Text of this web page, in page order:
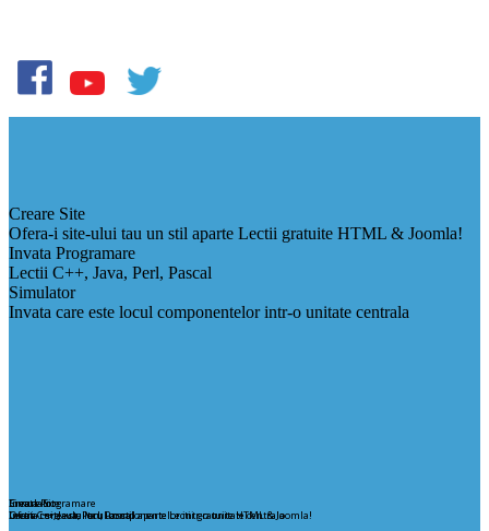
Creare Site
Ofera-i site-ului tau un stil aparte Lectii gratuite HTML & Joomla!
Invata Programare
Lectii C++, Java, Perl, Pascal
Simulator
Invata care este locul componentelor intr-o unitate centrala
Creare Site
Ofera-i site-ului tau un stil aparte Lectii gratuite HTML & Joomla!
Invata Programare
Lectii C++, Java, Perl, Pascal
Simulator
Invata care este locul componentelor intr-o unitate centrala